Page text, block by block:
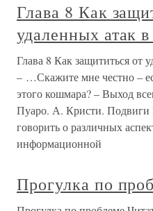
Глава 8 Как
удаленных атак
Глава 8 Как защититься от
– …Скажите мне честно –
этого кошмара? – Выход
Пуаро. А. Кристи. Подвиги
говорить о различных
информационной
Прогулка по